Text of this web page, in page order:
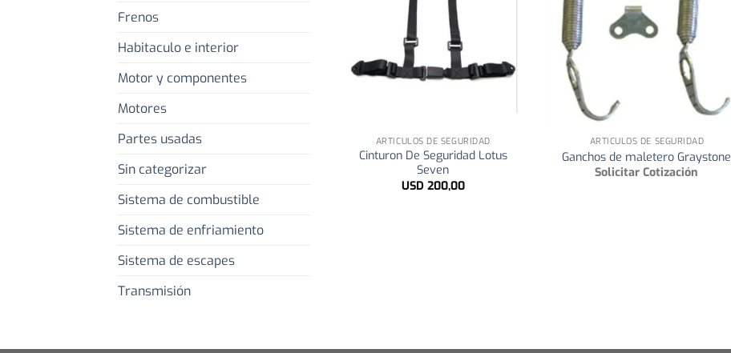
Frenos
Habitaculo e interior
Motor y componentes
Motores
Partes usadas
Sin categorizar
Sistema de combustible
Sistema de enfriamiento
Sistema de escapes
Transmisión
ARTICULOS DE SEGURIDAD
Cinturon De Seguridad Lotus
Seven
USD200,00
ARTICULOS DE SEGURIDAD
Ganchos de maletero Graystone
Solicitar Cotización